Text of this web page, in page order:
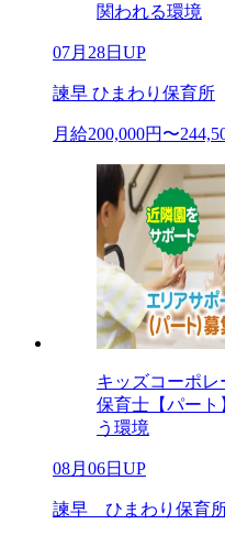
関われる環境
07月28日UP
諫早 ひまわり保育所
月給200,000円〜
キッズコーポレ
保育士【パー
う環境
08月06日UP
諫早 ひまわり保育